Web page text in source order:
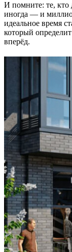
И помните: те, кто
иногда — и
идеальное время
который
вперёд.